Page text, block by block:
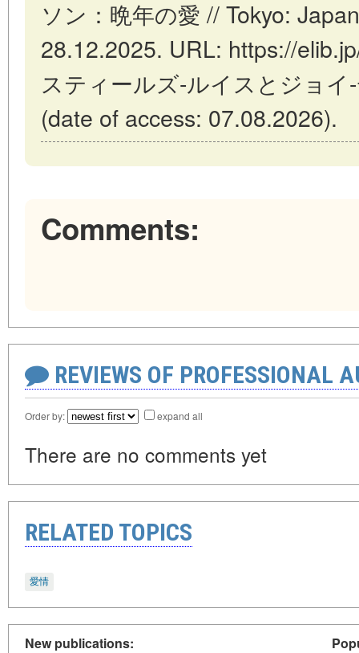
ソン：晩年の愛 // Tokyo:
28.12.2025. URL: https://
スティールズ-ルイスとジョ
(date of access: 07.08.2026).
Comments:
REVIEWS OF PROFESSIONAL
Order by: expand all
There are no comments yet
RELATED TOPICS
愛情
New publications: